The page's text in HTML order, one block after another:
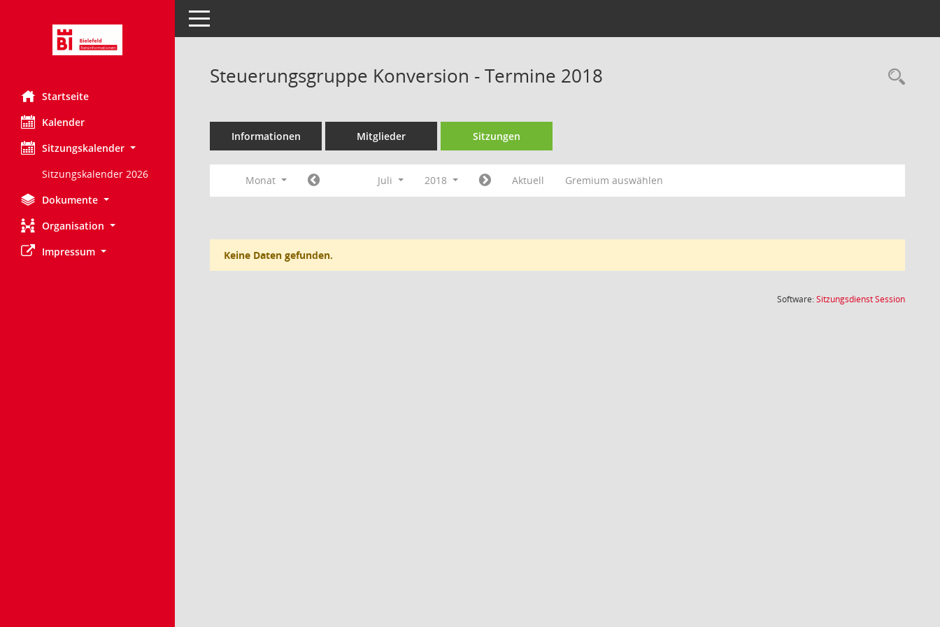
Startseite
Kalender
Sitzungskalender
Sitzungskalender 2026
Dokumente
Organisation
Impressum
Toggle navigation
Steuerungsgruppe Konversion - Termine 2018
Informationen Mitglieder Sitzungen
Monat Juli 2018 Aktuell Gremium auswählen
Keine Daten gefunden.
Software:SitzungsdienstSession(Wird in